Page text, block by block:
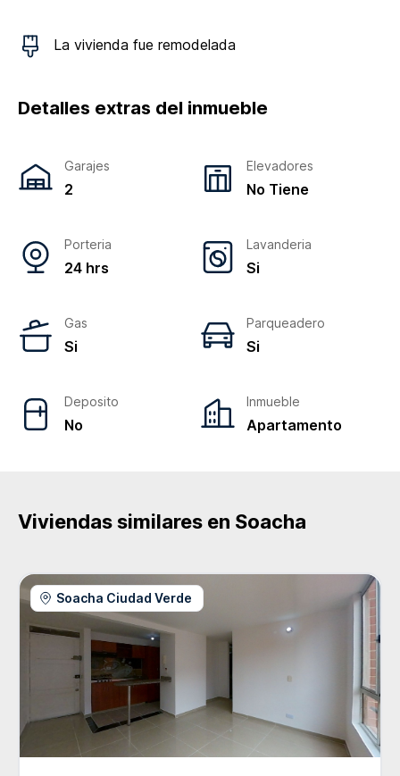
La vivienda fue remodelada
Detalles extras del inmueble
Garajes
2
Elevadores
No Tiene
Porteria
24 hrs
Lavanderia
Si
Gas
Si
Parqueadero
Si
Deposito
No
Inmueble
Apartamento
Viviendas similares en Soacha
Soacha Ciudad Verde